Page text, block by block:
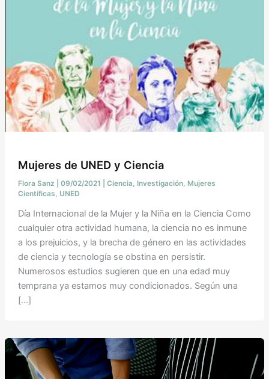
Mujeres de UNED y Ciencia
Flora Sanz 09/02/2021 Ciencia, Investigación, Mujeres
Científicas, UNED
Día Internacional de la Mujer y la Niña en la Ciencia Como
cualquier otra actividad humana, la ciencia no es inmune
a los prejuicios, y la brecha de género en las actividades
de ciencia y tecnología se obstina en persistir.
Numerosos estudios sugieren que en una edad muy
temprana ya estamos muy condicionados. Según una
[…]